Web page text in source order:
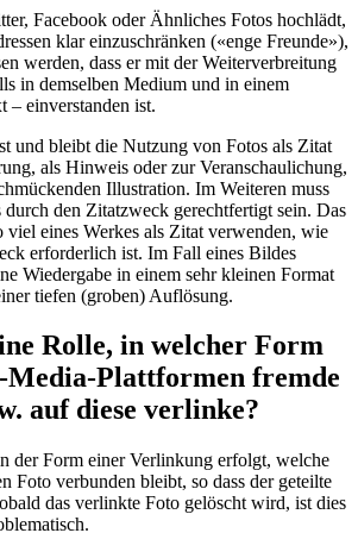
Facebook oder Ähnliches Fotos hochlädt,
klar einzuschränken («enge Freunde»),
werden, dass er mit der Weiterverbreitung
in demselben Medium und in einem
– einverstanden ist.
und bleibt die Nutzung von Fotos als Zitat
als Hinweis oder zur Veranschaulichung,
Illustration. Im Weiteren muss
den Zitatzweck gerechtfertigt sein. Das
viel eines Werkes als Zitat verwenden, wie
erforderlich ist. Im Fall eines Bildes
Wiedergabe in einem sehr kleinen Format
tiefen (groben) Auflösung.
Rolle, in welcher Form
Media-Plattformen fremde
auf diese verlinke?
der Form einer Verlinkung erfolgt, welche
Foto verbunden bleibt, so dass der geteilte
das verlinkte Foto gelöscht wird, ist dies